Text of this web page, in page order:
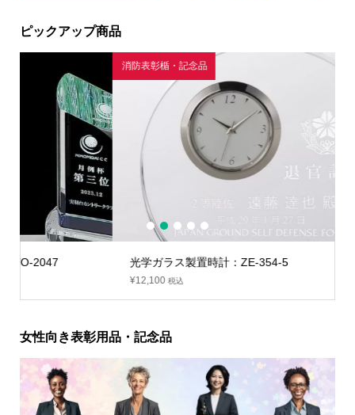
ピックアップ商品
光学ガラス製置時計：ZE-354-5
1 2 3 4 5
女性向き表彰用品・記念品